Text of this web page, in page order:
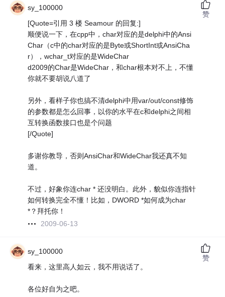
sy_100000
[Quote=引用 3 楼 Seamour 的回复:]
顺便说一下，在cpp中，char对应的是delphi中的Ansi
Char（c中的char对应的是Byte或ShortInt或AnsiCha
r），wchar_t对应的是WideChar
d2009的Char是WideChar，和char根本对不上，不懂
你就不要胡说八道了
另外，看样子你也搞不清delphi中用var/out/const修饰
的参数都是怎么回事，以你的水平在c和delphi之间相
互转换函数接口也是个问题
[/Quote]
多谢你教导，否则AnsiChar和WideChar我还真不知
道。
不过，好象你连char * 还没明白。此外，貌似你连指针
如何转换完全不懂！比如，DWORD *如何成为char
*？拜托你！
2009-06-13
赞
sy_100000
看来，这里高人如云，我不用说话了。
各位好自为之吧。
赞